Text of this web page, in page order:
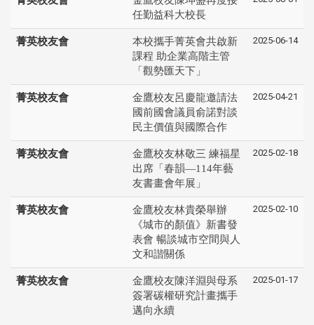
任勤益科大校長
菁英校友會
本校攜手菁英會共啟新
課程 助企業高階主管
「觀勢匯天下」
2025-06-14
菁英校友會
金鷹校友呂慶龍邀請法
國前國會議員俞諾對談
民主價值與國際合作
2025-04-21
菁英校友會
金鷹校友林敬三 練福星
出席「春韻—114年藝
友書畫會年展」
2025-02-18
菁英校友會
金鷹校友林貴榮舉辦
《城市的顏值》新書發
表會 暢談城市空間與人
文和諧關係
2025-02-10
菁英校友會
金鷹校友陳洋淵與母系
簽署碳權研究計畫攜手
邁向永續
2025-01-17